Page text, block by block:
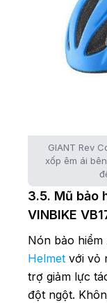
GIANT Rev
xốp êm ái
3.5. Mũ bảo
VINBIKE
Nón bảo hiểm
Helmet với vỏ
trợ giảm lực
đột ngột.